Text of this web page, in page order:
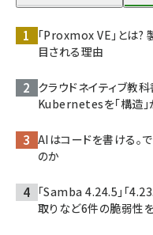
「Proxmox VE」とは?
目される理由
クラウドネイティブ教
Kubernetesを「構造
AIはコードを書ける。
のか
「Samba 4.24.5」「
取りなど6件の脆弱性